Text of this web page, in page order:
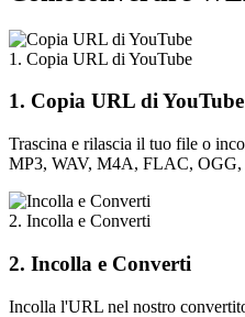
1. Copia URL di YouTube
1. Copia URL di YouTube
Trascina e rilascia il tuo file o
MP3, WAV, M4A, FLAC,
2. Incolla e Converti
2. Incolla e Converti
Incolla l'URL nel nostro